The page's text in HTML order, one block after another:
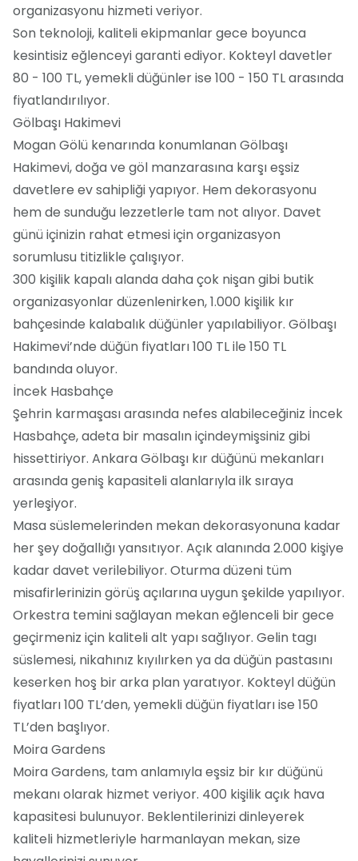
organizasyonu hizmeti veriyor.
Son teknoloji, kaliteli ekipmanlar gece boyunca
kesintisiz eğlenceyi garanti ediyor. Kokteyl davetler
80 - 100 TL, yemekli düğünler ise 100 - 150 TL arasında
fiyatlandırılıyor.
Gölbaşı Hakimevi
Mogan Gölü kenarında konumlanan Gölbaşı
Hakimevi, doğa ve göl manzarasına karşı eşsiz
davetlere ev sahipliği yapıyor. Hem dekorasyonu
hem de sunduğu lezzetlerle tam not alıyor. Davet
günü içinizin rahat etmesi için organizasyon
sorumlusu titizlikle çalışıyor.
300 kişilik kapalı alanda daha çok nişan gibi butik
organizasyonlar düzenlenirken, 1.000 kişilik kır
bahçesinde kalabalık düğünler yapılabiliyor. Gölbaşı
Hakimevi’nde düğün fiyatları 100 TL ile 150 TL
bandında oluyor.
İncek Hasbahçe
Şehrin karmaşası arasında nefes alabileceğiniz İncek
Hasbahçe, adeta bir masalın içindeymişsiniz gibi
hissettiriyor. Ankara Gölbaşı kır düğünü mekanları
arasında geniş kapasiteli alanlarıyla ilk sıraya
yerleşiyor.
Masa süslemelerinden mekan dekorasyonuna kadar
her şey doğallığı yansıtıyor. Açık alanında 2.000 kişiye
kadar davet verilebiliyor. Oturma düzeni tüm
misafirlerinizin görüş açılarına uygun şekilde yapılıyor.
Orkestra temini sağlayan mekan eğlenceli bir gece
geçirmeniz için kaliteli alt yapı sağlıyor. Gelin tagı
süslemesi, nikahınız kıyılırken ya da düğün pastasını
keserken hoş bir arka plan yaratıyor. Kokteyl düğün
fiyatları 100 TL’den, yemekli düğün fiyatları ise 150
TL’den başlıyor.
Moira Gardens
Moira Gardens, tam anlamıyla eşsiz bir kır düğünü
mekanı olarak hizmet veriyor. 400 kişilik açık hava
kapasitesi bulunuyor. Beklentilerinizi dinleyerek
kaliteli hizmetleriyle harmanlayan mekan, size